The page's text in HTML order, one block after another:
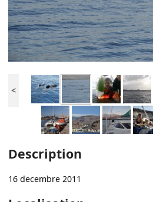
<
Description
16 decembre 2011